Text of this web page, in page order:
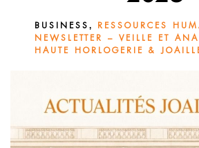
BUSINESS , RESSOURCES
NEWSLETTER – VEILLE ET
HAUTE HORLOGERIE &